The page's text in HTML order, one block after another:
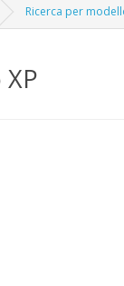
Ricerca per